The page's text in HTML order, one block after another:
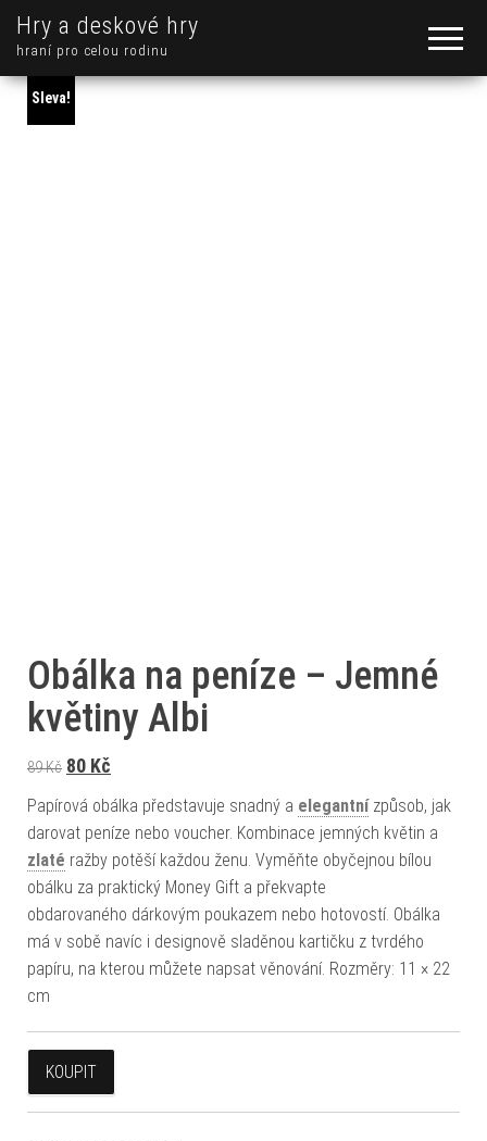
Hry a deskové hry
hraní pro celou rodinu
Sleva!
Obálka na peníze – Jemné
květiny Albi
89Kč Původní cena byla: 89 Kč.
80 Kč
Papírová obálka představuje snadný a elegantnízpůsob, jak
darovat peníze nebo voucher. Kombinace jemných květin a
zlaté ražby potěší každou ženu. Vyměňte obyčejnou bílou
obálku za praktický Money Gift a překvapte
obdarovaného dárkovým poukazem nebo hotovostí. Obálka
má v sobě navíc i designově sladěnou kartičku z tvrdého
papíru, na kterou můžete napsat věnování. Rozměry: 11 × 22
cm
KOUPIT